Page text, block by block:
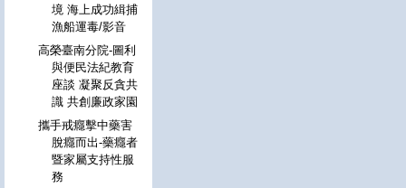
境 海上成功緝捕
漁船運毒/影音
高榮臺南分院-圖利
與便民法紀教育
座談 凝聚反貪共
識 共創廉政家園
攜手戒癮擊中藥害
脫癮而出-藥癮者
暨家屬支持性服
務